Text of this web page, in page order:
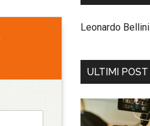
Leonardo Bellini
ULTIMI POST